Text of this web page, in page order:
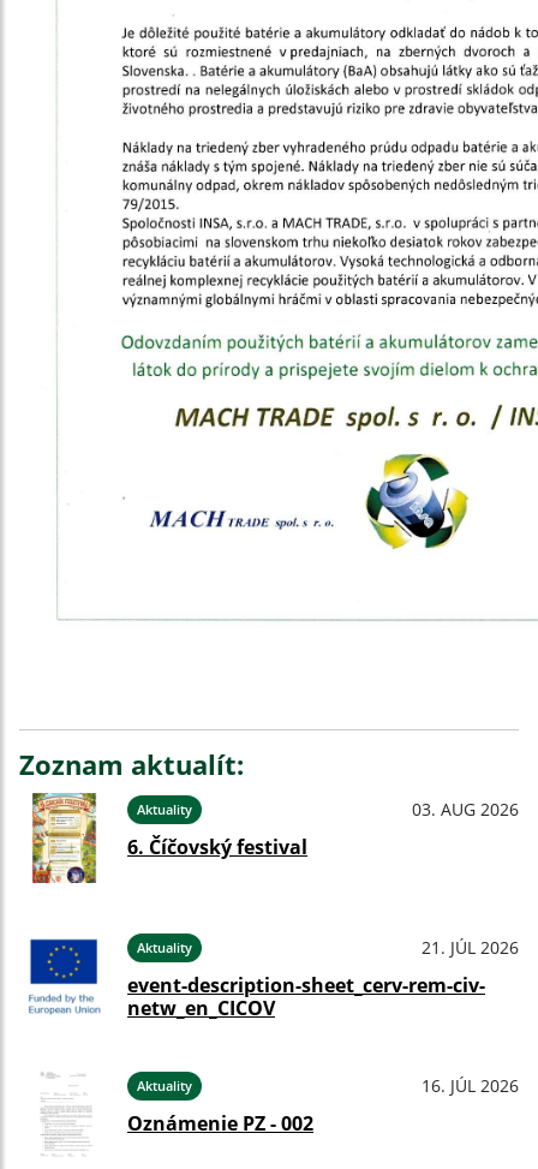
Zoznam aktualít:
Aktuality 03. AUG 2026
6. Číčovský festival
Aktuality 21. JÚL 2026
event-description-sheet_cerv-rem-civ-
netw_en_CICOV
Aktuality 16. JÚL 2026
Oznámenie PZ - 002